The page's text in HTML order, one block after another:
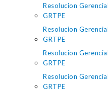
Resolucion
GRTPE
Resolucion
GRTPE
Resolucion
GRTPE
Resolucion
GRTPE